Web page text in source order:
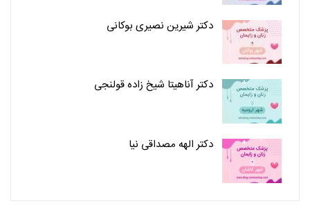
دکتر شیرین نصیری بوکانی
دکتر آناهیتا شیخ زاده قولنجی
دکتر الهه مصداقی نیا